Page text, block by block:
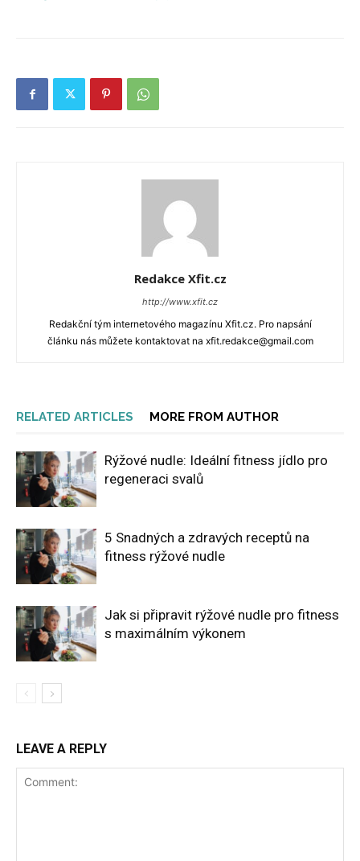
Redakce Xfit.cz
http://www.xfit.cz
Redakční tým internetového magazínu Xfit.cz. Pro napsání
článku nás můžete kontaktovat na xfit.redakce@gmail.com
RELATED ARTICLES MORE FROM AUTHOR
Rýžové nudle: Ideální fitness jídlo pro
regeneraci svalů
5 Snadných a zdravých receptů na
fitness rýžové nudle
Jak si připravit rýžové nudle pro fitness
s maximálním výkonem
LEAVE A REPLY